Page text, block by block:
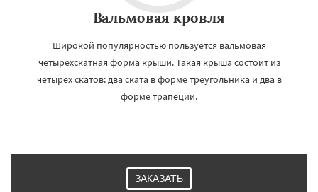
Вальмовая кровля
Широкой популярностью пользуется вальмовая
четырехскатная форма крыши. Такая крыша состоит из
четырех скатов: два ската в форме треугольника и два в
форме трапеции.
ЗАКАЗАТЬ